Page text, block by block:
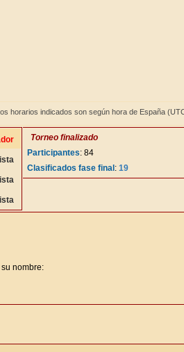
horarios indicados son según hora de España
Torneo finalizado
Participantes: 84
Clasificados fase final : 19
nombre: